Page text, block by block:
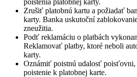
Zrušiť platobnú kartu a požiadať
karty. Banka uskutoční
zneužitia.
Podť reklamáciu o platbách
Reklamovať platby, ktoré neboli
karty.
Oznámiť poistnú udalosť poisťovni,
poistenie k platobnej karte.